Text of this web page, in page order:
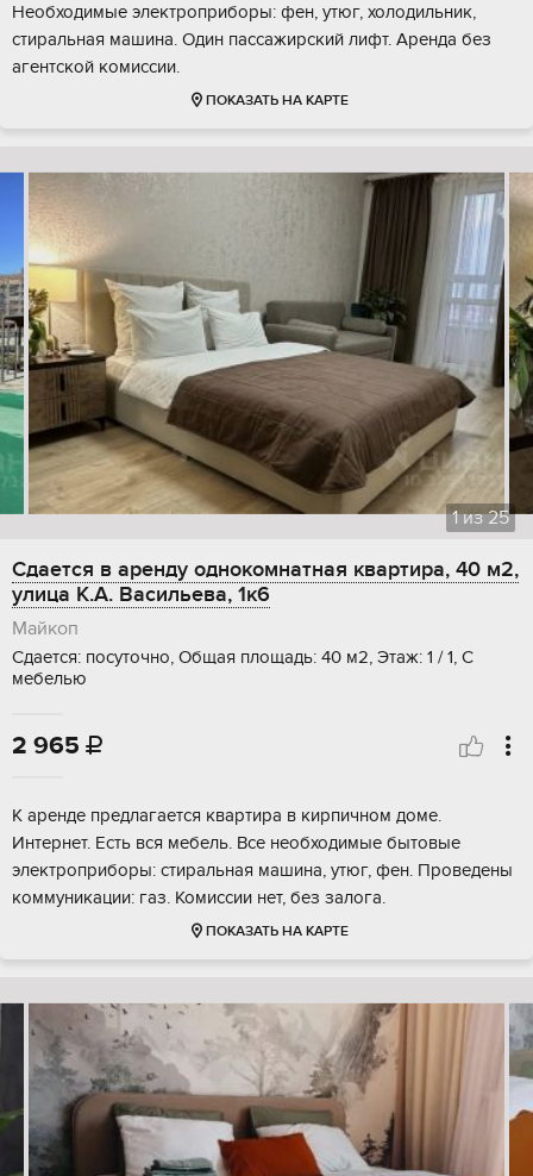
Необходимые электроприборы: фен, утюг, холодильник,
стиральная машина. Один пассажирский лифт. Аренда без
агентской комиссии.
ПОКАЗАТЬ НА КАРТЕ
1из25
Сдается в аренду однокомнатная квартира, 40 м2,
улица К.А. Васильева, 1к6
Майкоп
Сдается: посуточно, Общая площадь: 40 м2, Этаж: 1 / 1, С
мебелью
2 965 
К аренде предлагается квартира в кирпичном доме.
Интернет. Есть вся мебель. Все необходимые бытовые
электроприборы: стиральная машина, утюг, фен. Проведены
коммуникации: газ. Комиссии нет, без залога.
ПОКАЗАТЬ НА КАРТЕ